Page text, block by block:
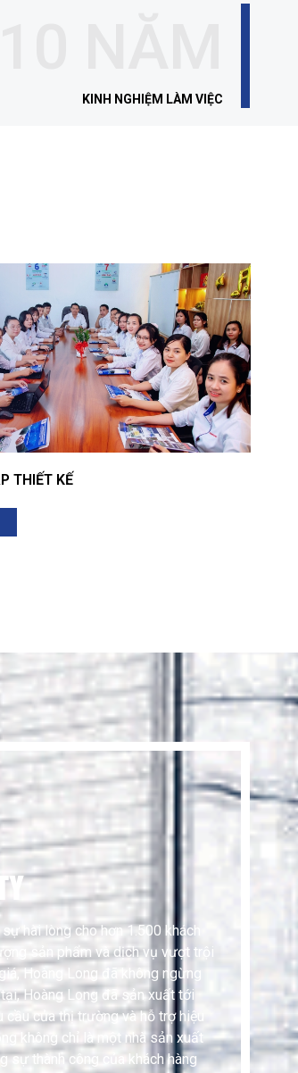
KINH NGHIỆM LÀM VIỆC
THIẾT KẾ
hài lòng cho hơn 1.500 khách
sản phẩm và dịch vụ vượt trội
Hoàng Long đã không ngừng
Hoàng Long đã sản xuất tới
cầu của thị trường và hỗ trợ hiệu
không chỉ là một nhà sản xuất
sự thành công của khách hàng